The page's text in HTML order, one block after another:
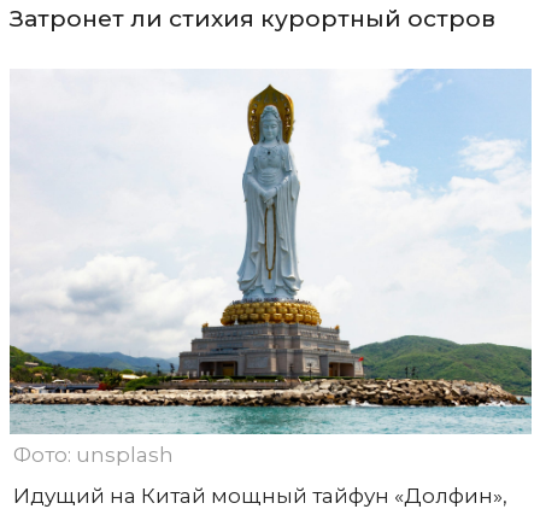
Затронет ли стихия курортный остров
Фото: unsplash
Идущий на Китай мощный тайфун «Долфин»,